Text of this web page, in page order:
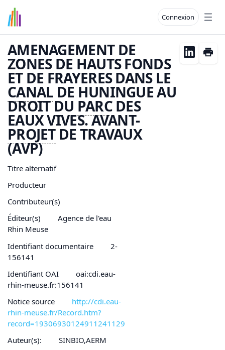
Connexion
AMENAGEMENT DE
ZONES DE HAUTS FONDS
ET DE FRAYERES DANS LE
CANAL DE HUNINGUE AU
DROIT DU PARCDES
EAUX VIVES. AVANT-
PROJETDE TRAVAUX
(AVP)
Titre alternatif
Producteur
Contributeur(s)
Éditeur(s)
Agence de l'eau
Rhin Meuse
Identifiant documentaire
2-
156141
Identifiant OAI
oai:cdi.eau-
rhin-meuse.fr:156141
Notice source
http://cdi.eau-
rhin-meuse.fr/Record.htm?
record=19306930124911241129
Auteur(s):
SINBIO,AERM